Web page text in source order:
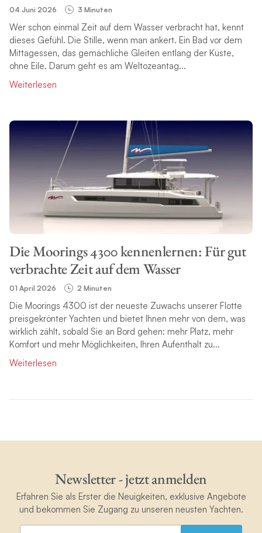
04 Juni 2026 3 Minuten
Wer schon einmal Zeit auf dem Wasser verbracht hat, kennt
dieses Gefühl. Die Stille, wenn man ankert. Ein Bad vor dem
Mittagessen, das gemächliche Gleiten entlang der Küste,
ohne Eile. Darum geht es am Weltozeantag...
Weiterlesen
Die Moorings 4300 kennenlernen: Für gut
verbrachte Zeit auf dem Wasser
01 April 2026 2 Minuten
Die Moorings 4300 ist der neueste Zuwachs unserer Flotte
preisgekrönter Yachten und bietet Ihnen mehr von dem, was
wirklich zählt, sobald Sie an Bord gehen: mehr Platz, mehr
Komfort und mehr Möglichkeiten, Ihren Aufenthalt zu...
Weiterlesen
Newsletter - jetzt anmelden
Erfahren Sie als Erster die Neuigkeiten, exklusive Angebote
und bekommen Sie Zugang zu unseren neusten Yachten.